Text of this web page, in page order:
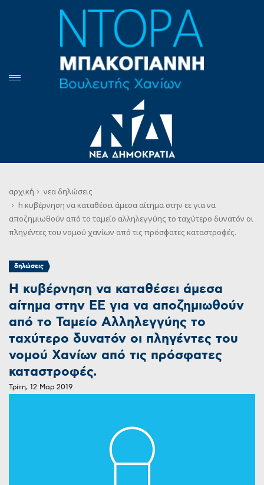
αρχική νεα δηλώσεις
h κυβέρνηση να καταθέσει άμεσα αίτημα στην εε για να
αποζημιωθούν από το ταμείο αλληλεγγύης το ταχύτερο δυνατόν οι
πληγέντες του νομού χανίων από τις πρόσφατες καταστροφές.
δηλώσεις
H κυβέρνηση να καταθέσει άμεσα
αίτημα στην ΕΕ για να αποζημιωθούν
από το Ταμείο Αλληλεγγύης το
ταχύτερο δυνατόν οι πληγέντες του
νομού Χανίων από τις πρόσφατες
καταστροφές.
Τρίτη, 12 Μαρ 2019